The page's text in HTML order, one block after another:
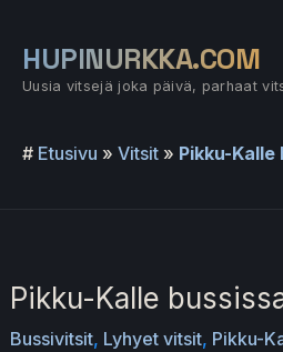
sisältöön
HUPINURKKA.COM
Uusia vitsejä joka päivä, parhaat
# Etusivu » Vitsit » Pikku-Kalle
Pikku-Kalle
Bussivitsit, Lyhyet vitsit, Pikku-